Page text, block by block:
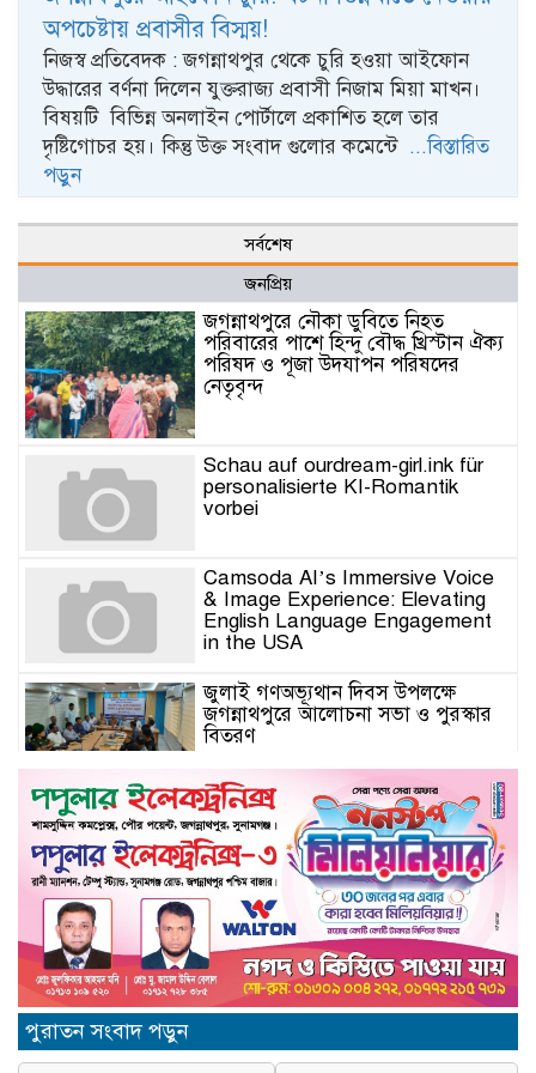
অপচেষ্টায় প্রবাসীর বিস্ময়!
নিজস্ব প্রতিবেদক : জগন্নাথপুর থেকে চুরি হওয়া আইফোন
উদ্ধারের বর্ণনা দিলেন যুক্তরাজ্য প্রবাসী নিজাম মিয়া মাখন।
বিষয়টি বিভিন্ন অনলাইন পোর্টালে প্রকাশিত হলে তার
দৃষ্টিগোচর হয়। কিন্তু উক্ত সংবাদ গুলোর কমেন্টে ...বিস্তারিত
পড়ুন
সর্বশেষ
জনপ্রিয়
জগন্নাথপুরে নৌকা ডুবিতে নিহত
পরিবারের পাশে হিন্দু বৌদ্ধ খ্রিস্টান ঐক্য
পরিষদ ও পূজা উদযাপন পরিষদের
নেতৃবৃন্দ
Schau auf ourdream-girl.ink für
personalisierte KI-Romantik
vorbei
Camsoda AI’s Immersive Voice
& Image Experience: Elevating
English Language Engagement
in the USA
জুলাই গণঅভ্যূথান দিবস উপলক্ষে
জগন্নাথপুরে আলোচনা সভা ও পুরস্কার
বিতরণ
যুক্তরাজ্যে মতবিনিময়সভায় এমপি
কয়ছর এম আহমেদ: জগন্নাথপুর-
শান্তিগঞ্জ আর কখনো অবহেলিত থাকবে
না
Come l’AI in Conversazione
Golove Mantiene Risposte
Naturali e Rapide
সিলেট শিক্ষা বোর্ডের নতুন চেয়ারম্যান
পুরাতন সংবাদ পড়ুন